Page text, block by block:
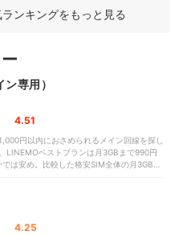
ンキングをもっと見る
専用）
4.51
円以内におさめられるメイン回線を探し
LINEMOベストプランは月3GBまで990円
は安め。比較した格安SIM全体の月3GB使
とおり、月3GBで足りる人には有力候補に
ソフトバンクと同じ回線を使うMNOで、通
優秀です。検証時、比較したMVNOの多く
下回るなか、262.3Mbpsと動画視聴もサ
4.25